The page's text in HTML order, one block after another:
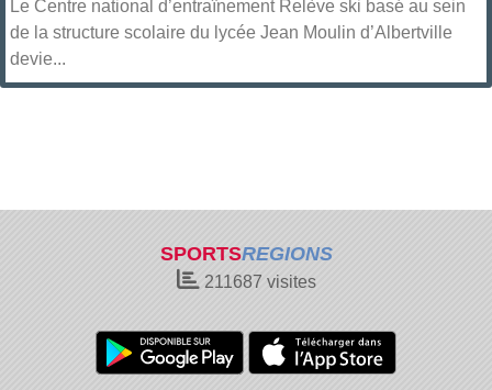
Le Centre national d’entraînement Relève ski basé au sein
de la structure scolaire du lycée Jean Moulin d’Albertville
devie...
SPORTSREGIONS
211687 visites